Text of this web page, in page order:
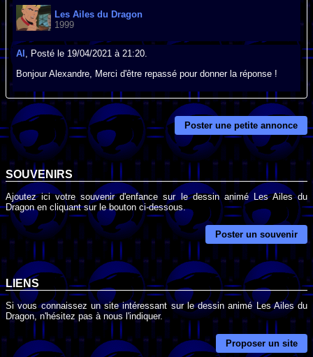
Les Ailes du Dragon
1999
Al , Posté le 19/04/2021 à 21:20.
Bonjour Alexandre, Merci d'être repassé pour donner la réponse !
Poster une petite annonce
SOUVENIRS
Ajoutez ici votre souvenir d'enfance sur le dessin animé Les Ailes du
Dragon en cliquant sur le bouton ci-dessous.
Poster un souvenir
LIENS
Si vous connaissez un site intéressant sur le dessin animé Les Ailes du
Dragon, n'hésitez pas à nous l'indiquer.
Proposer un site